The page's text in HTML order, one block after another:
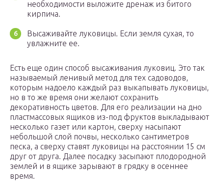
необходимости выложите дренаж из битого
кирпича.
Высаживайте луковицы. Если земля сухая, то
увлажните ее.
Есть еще один способ высаживания луковиц. Это так
называемый ленивый метод для тех садоводов,
которым надоело каждый раз выкапывать луковицы,
но в то же время они желают сохранить
декоративность цветов. Для его реализации на дно
пластмассовых ящиков из-под фруктов выкладывают
несколько газет или картон, сверху насыпают
небольшой слой почвы, несколько сантиметров
песка, а сверху ставят луковицы на расстоянии 15 см
друг от друга. Далее посадку засыпают плодородной
землей и в ящике зарывают в грядку в осеннее
время.